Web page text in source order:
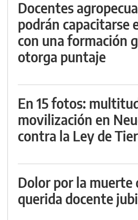
Docentes
podrán capacitarse
con una formación
otorga puntaje
En 15 fotos:
movilización en
contra la Ley de
Dolor por la muerte
querida docente